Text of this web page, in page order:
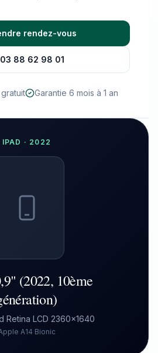
rendez-vous
03 88 62 98 01
Garantie 6 mois à 1 an
IPAD · 2022
(2022, 10ème
Retina LCD 2360×1640
A14 Bionic